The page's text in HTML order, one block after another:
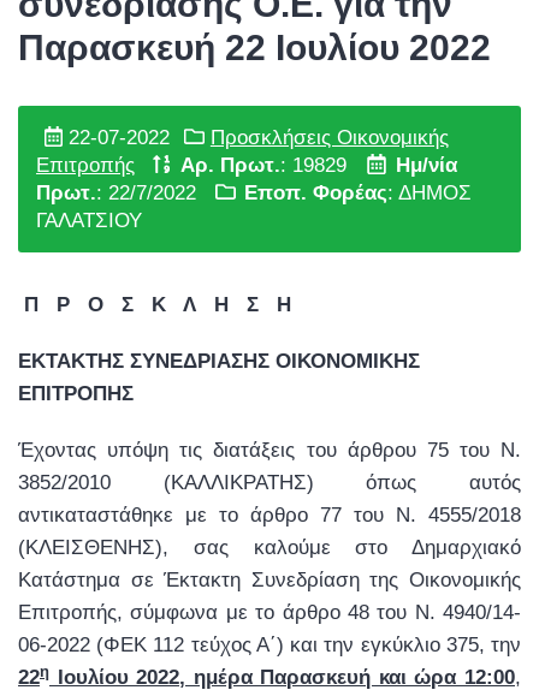
Παρασκευή 22 Ιουλίου 2022
22-07-2022
Προσκλήσεις Οικονομικής
Επιτροπής
Αρ. Πρωτ.: 19829
Ημ/νία
Πρωτ.: 22/7/2022 Εποπ. Φορέας: ΔΗΜΟΣ
ΓΑΛΑΤΣΙΟΥ
Π Ρ Ο Σ Κ Λ Η Σ Η
ΕΚΤΑΚΤΗΣ ΣΥΝΕΔΡΙΑΣΗΣ ΟΙΚΟΝΟΜΙΚΗΣ
ΕΠΙΤΡΟΠΗΣ
Έχοντας υπόψη τις διατάξεις του άρθρου 75 του Ν.
3852/2010 (ΚΑΛΛΙΚΡΑΤΗΣ) όπως αυτός
αντικαταστάθηκε με το άρθρο 77 του Ν. 4555/2018
(ΚΛΕΙΣΘΕΝΗΣ), σας καλούμε στο Δημαρχιακό
Κατάστημα σε Έκτακτη Συνεδρίαση της Οικονομικής
Επιτροπής, σύμφωνα με το άρθρο 48 του Ν. 4940/14-
06-2022 (ΦΕΚ 112 τεύχος Α΄) και την εγκύκλιο 375, την
22η Ιουλίου 2022, ημέρα Παρασκευή και ώρα 12:00,